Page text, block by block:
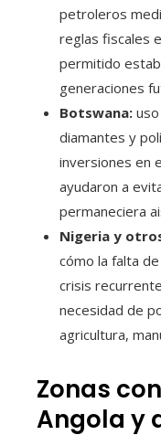
petroleros
reglas fiscales
permitido
generaciones
Botswana:
diamantes y
inversiones en
ayudaron a
permaneciera
Nigeria y
cómo la falta
crisis
necesidad de
agricultura,
Zonas
Angola y